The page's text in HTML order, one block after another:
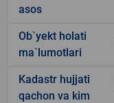
asos
Ob`yekt holati
ma`lumotlari
Kadastr hujjati
qachon va kim